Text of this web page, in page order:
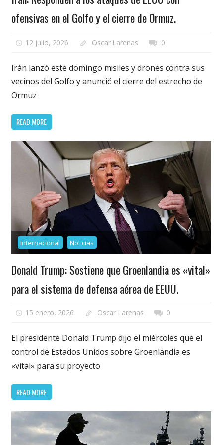
ofensivas en el Golfo y el cierre de Ormuz.
12 julio, 2026 Oscar Larenas 0
Irán lanzó este domingo misiles y drones contra sus
vecinos del Golfo y anunció el cierre del estrecho de
Ormuz
READ MORE
Internacional Noticias
Donald Trump: Sostiene que Groenlandia es «vital»
para el sistema de defensa aérea de EEUU.
15 enero, 2026 Oscar Larenas 0
El presidente Donald Trump dijo el miércoles que el
control de Estados Unidos sobre Groenlandia es
«vital» para su proyecto
READ MORE